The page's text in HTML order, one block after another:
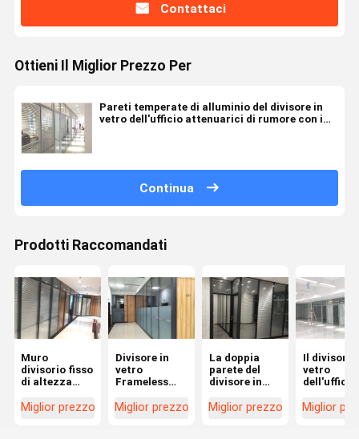
Contattaci
Ottieni Il Miglior Prezzo Per
Pareti temperate di alluminio del divisore in
vetro dell'ufficio attenuarici di rumore con i
Continua
Prodotti Raccomandati
Muro
divisorio fisso
di altezza
divisore in
Miglior prezzo
Divisore in
vetro
Frameless
trasparente
Miglior prezzo
La doppia
parete del
divisore in
temperato il
Miglior prezzo
Il divisore
vetro
dell'ufficio
mura il
Miglior